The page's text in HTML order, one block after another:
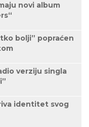
novi album
bolji” popraćen
verziju singla
identitet svog